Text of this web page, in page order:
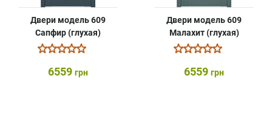
Двери модель 609
Сапфир (глухая)
6559 грн
Двери модель 609
Малахит (глухая)
6559 грн